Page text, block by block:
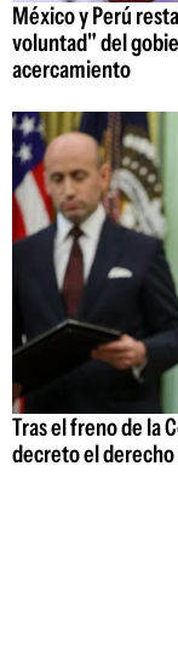
México y Perú
voluntad" del
acercamiento
Tras el freno de la
decreto el derecho